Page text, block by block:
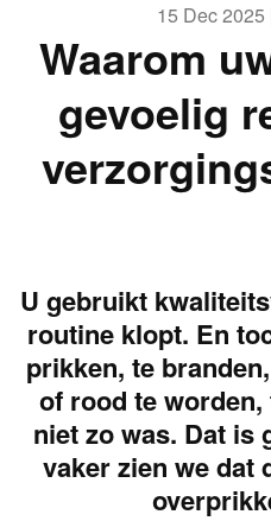
15 Dec
Waarom
gevoelig
U gebruikt
routine klopt. En
prikken, te
of rood te
niet zo was. Dat is
vaker zien we dat